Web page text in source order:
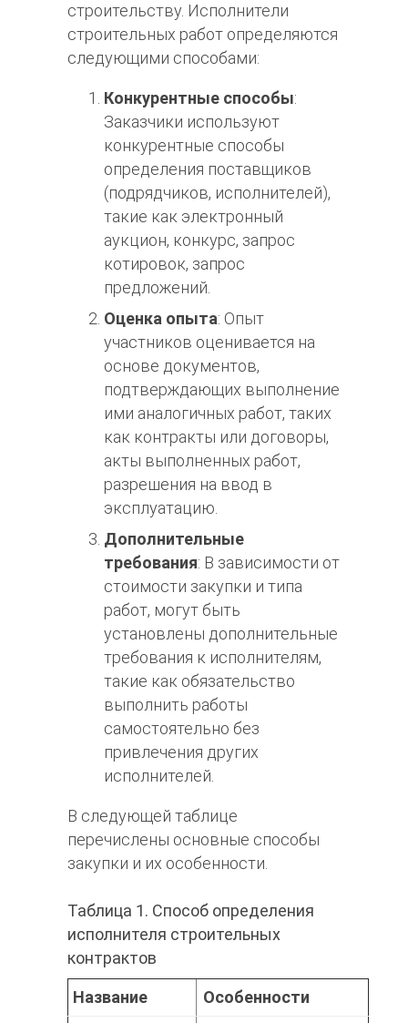
строительству. Исполнители
строительных работ определяются
следующими способами:
Конкурентные способы:
Заказчики используют
конкурентные способы
определения поставщиков
(подрядчиков, исполнителей),
такие как электронный
аукцион, конкурс, запрос
котировок, запрос
предложений.
Оценка опыта: Опыт
участников оценивается на
основе документов,
подтверждающих выполнение
ими аналогичных работ, таких
как контракты или договоры,
акты выполненных работ,
разрешения на ввод в
эксплуатацию.
Дополнительные
требования: В зависимости от
стоимости закупки и типа
работ, могут быть
установлены дополнительные
требования к исполнителям,
такие как обязательство
выполнить работы
самостоятельно без
привлечения других
исполнителей.
В следующей таблице
перечислены основные способы
закупки и их особенности.
Таблица 1. Способ определения
исполнителя строительных
контрактов
Название Особенности